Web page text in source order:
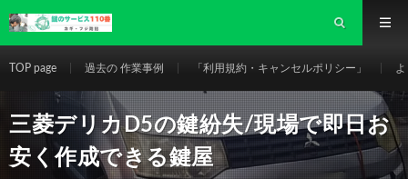
TOP page 過去の 作業事例 「利用規約・キャンセルポリシー」
三菱デリカD5の鍵紛失/現場で即日お
安く作成できる鍵屋